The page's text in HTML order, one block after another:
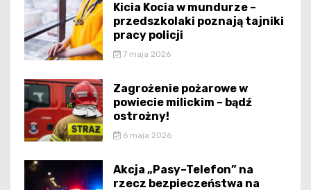
Kicia Kocia w mundurze –
przedszkolaki poznają tajniki
pracy policji
7 maja 2026
Zagrożenie pożarowe w
powiecie milickim – bądź
ostrożny!
6 maja 2026
Akcja „Pasy–Telefon” na
rzecz bezpieczeństwa na